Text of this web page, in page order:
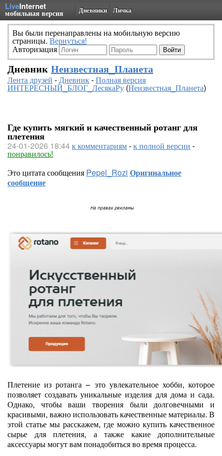
LiveInternet
мобильная версия Дневники Личка
Вы были перенаправлены на мобильную версию
страницы. Вернуться!
Авторизация
Дневник Неизвестная_Планета
Лента друзей -Дневник-Полная версия
ИНТЕРЕСНЫЙ_БЛОГ_ЛесякаРу(Неизвестная_Планета)
Где купить мягкий и качественный ротанг для
плетения
24-01-2026 18:44к комментариям-к полной версии -
понравилось!
Это цитата сообщения Pepel_Rozi Оригинальное
сообщение
Плетение из ротанга – это увлекательное хобби, которое
позволяет создавать уникальные изделия для дома и сада.
Однако, чтобы ваши творения были долговечными и
красивыми, важно использовать качественные материалы. В
этой статье мы расскажем, где можно купить качественное
сырье для плетения, а также какие дополнительные
аксессуары могут вам понадобиться во время процесса.